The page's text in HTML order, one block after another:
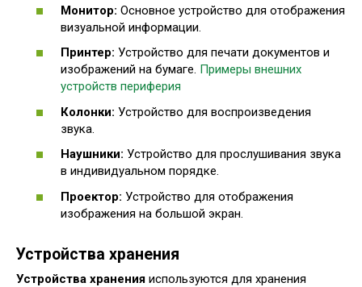
Монитор: Основное устройство для отображения
визуальной информации.
Принтер: Устройство для печати документов и
изображений на бумаге. Примеры внешних
устройств периферия
Колонки: Устройство для воспроизведения
звука.
Наушники: Устройство для прослушивания звука
в индивидуальном порядке.
Проектор: Устройство для отображения
изображения на большой экран.
Устройства хранения
Устройства хранения используются для хранения